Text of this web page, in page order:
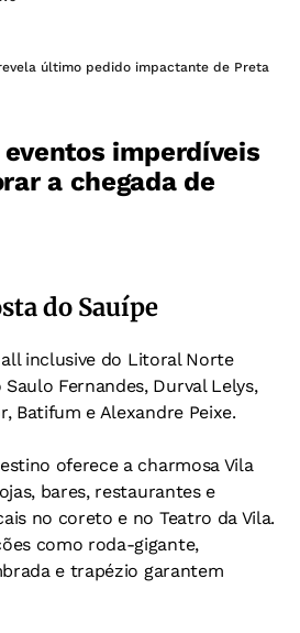
último pedido impactante de Preta
imperdíveis
a chegada de
do Sauípe
inclusive do Litoral Norte
Fernandes, Durval Lelys,
Batifum e Alexandre Peixe.
oferece a charmosa Vila
bares, restaurantes e
no coreto e no Teatro da Vila.
como roda-gigante,
e trapézio garantem